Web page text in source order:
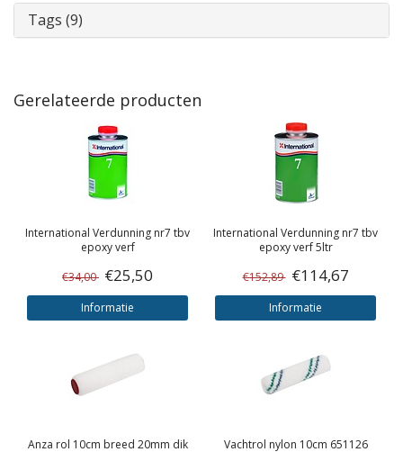
Tags (9)
Gerelateerde producten
International Verdunning nr7 tbv
epoxy verf
€34,00 €25,50
Informatie
International Verdunning nr7 tbv
epoxy verf 5ltr
€152,89 €114,67
Informatie
Anza rol 10cm breed 20mm dik Vachtrol nylon 10cm 651126